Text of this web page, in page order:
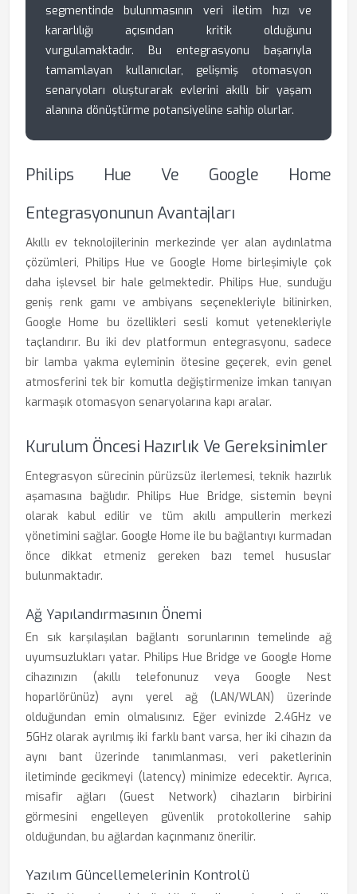
segmentinde bulunmasının veri iletim hızı ve
kararlılığı açısından kritik olduğunu
vurgulamaktadır. Bu entegrasyonu başarıyla
tamamlayan kullanıcılar, gelişmiş otomasyon
senaryoları oluşturarak evlerini akıllı bir yaşam
alanına dönüştürme potansiyeline sahip olurlar.
Philips Hue Ve Google Home
Entegrasyonunun Avantajları
Akıllı ev teknolojilerinin merkezinde yer alan aydınlatma
çözümleri, Philips Hue ve Google Home birleşimiyle çok
daha işlevsel bir hale gelmektedir. Philips Hue, sunduğu
geniş renk gamı ve ambiyans seçenekleriyle bilinirken,
Google Home bu özellikleri sesli komut yetenekleriyle
taçlandırır. Bu iki dev platformun entegrasyonu, sadece
bir lamba yakma eyleminin ötesine geçerek, evin genel
atmosferini tek bir komutla değiştirmenize imkan tanıyan
karmaşık otomasyon senaryolarına kapı aralar.
Kurulum Öncesi Hazırlık Ve Gereksinimler
Entegrasyon sürecinin pürüzsüz ilerlemesi, teknik hazırlık
aşamasına bağlıdır. Philips Hue Bridge, sistemin beyni
olarak kabul edilir ve tüm akıllı ampullerin merkezi
yönetimini sağlar. Google Home ile bu bağlantıyı kurmadan
önce dikkat etmeniz gereken bazı temel hususlar
bulunmaktadır.
Ağ Yapılandırmasının Önemi
En sık karşılaşılan bağlantı sorunlarının temelinde ağ
uyumsuzlukları yatar. Philips Hue Bridge ve Google Home
cihazınızın (akıllı telefonunuz veya Google Nest
hoparlörünüz) aynı yerel ağ (LAN/WLAN) üzerinde
olduğundan emin olmalısınız. Eğer evinizde 2.4GHz ve
5GHz olarak ayrılmış iki farklı bant varsa, her iki cihazın da
aynı bant üzerinde tanımlanması, veri paketlerinin
iletiminde gecikmeyi (latency) minimize edecektir. Ayrıca,
misafir ağları (Guest Network) cihazların birbirini
görmesini engelleyen güvenlik protokollerine sahip
olduğundan, bu ağlardan kaçınmanız önerilir.
Yazılım Güncellemelerinin Kontrolü